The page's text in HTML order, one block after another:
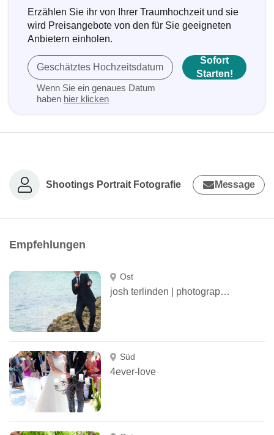
Erzählen Sie ihr von Ihrer Traumhochzeit und sie
wird Preisangebote von den für Sie geeigneten
Anbietern einholen.
Geschätztes Hochzeitsdatum
Wenn Sie ein genaues Datum
haben hier klicken
Sofort
Starten!
Shootings Portrait Fotografie Message
Empfehlungen
Ost
josh terlinden | photographie
Süd
4ever-love